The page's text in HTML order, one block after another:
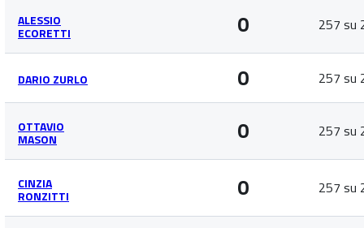
ALESSIO
ECORETTI 0 257 su
DARIO ZURLO 0 257 su
OTTAVIO
MASON 0 257 su
CINZIA
RONZITTI 0 257 su